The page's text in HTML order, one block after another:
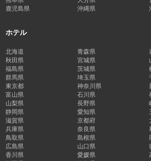
鹿児島県
沖縄県
ホテル
北海道 青森県
秋田県
宮城県
福島県
茨城県
群馬県
埼玉県
東京都
神奈川県
富山県
石川県
山梨県
長野県
静岡県
愛知県
滋賀県
京都府
兵庫県
奈良県
鳥取県
島根県
広島県
山口県
香川県
愛媛県